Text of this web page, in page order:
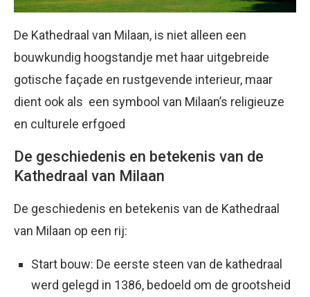
De Kathedraal van Milaan, is niet alleen een
bouwkundig hoogstandje met haar uitgebreide
gotische façade en rustgevende interieur, maar
dient ook als een symbool van Milaan’s religieuze
en culturele erfgoed
De geschiedenis en betekenis van de
Kathedraal van Milaan
De geschiedenis en betekenis van de Kathedraal
van Milaan op een rij:
Start bouw: De eerste steen van de kathedraal
werd gelegd in 1386, bedoeld om de grootsheid